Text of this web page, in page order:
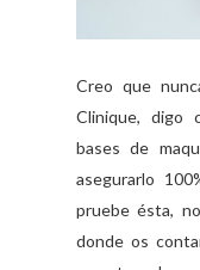
Creo que
Clinique, digo
bases de
asegurarlo
pruebe ésta,
donde os